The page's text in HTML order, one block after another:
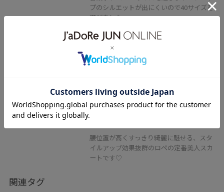
プのシルエットが出にくいので40サイズを
選びました。
キックバックがしっかりのストレッチタイ
トスカートです。
バッグウエストもゴム仕様で動きやすいデ
ザイン。
シワになりにくいので、デイリーに穿いて
頂けます！
ベージュですが透け感が気にならず、安心
腰位置が高くすっきり綺麗に魅せる、スタ
イルアップ効果抜群のロペの定番美人スカ
ートです♡
関連タグ